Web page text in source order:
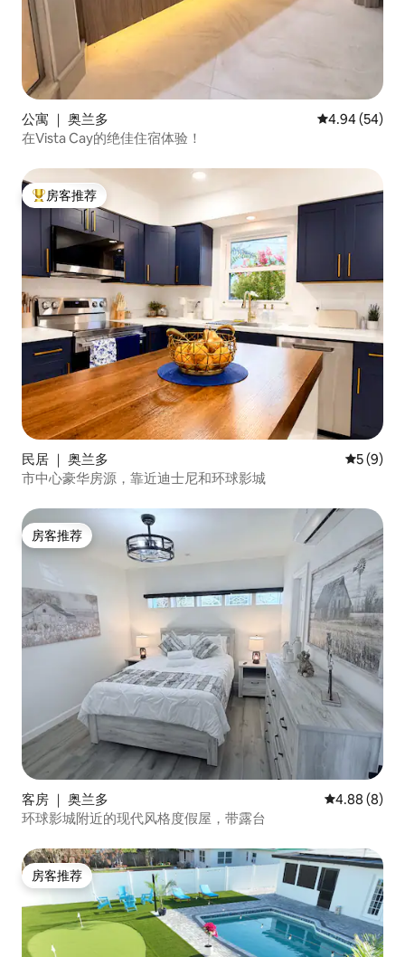
公寓 ｜ 奥兰多 平均评分 4.94
4.94 (54)
在Vista Cay的绝佳住宿体验！
热门「房客推荐」
房客推荐
民居 ｜ 奥兰多 平均评分
5 (9)
市中心豪华房源，靠近迪士尼和环球影城
房客推荐
房客推荐
客房 ｜ 奥兰多 平均评分
4.88 (8)
环球影城附近的现代风格度假屋，带露台
房客推荐
房客推荐